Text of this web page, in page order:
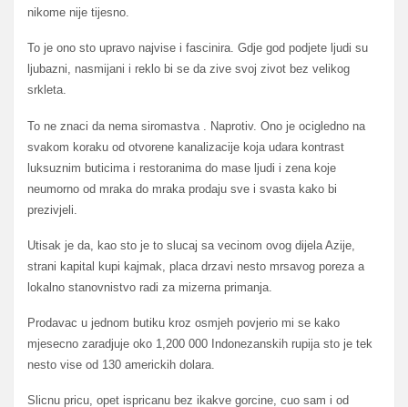
nikome nije tijesno.
To je ono sto upravo najvise i fascinira. Gdje god podjete ljudi su
ljubazni, nasmijani i reklo bi se da zive svoj zivot bez velikog
srkleta.
To ne znaci da nema siromastva . Naprotiv. Ono je ocigledno na
svakom koraku od otvorene kanalizacije koja udara kontrast
luksuznim buticima i restoranima do mase ljudi i zena koje
neumorno od mraka do mraka prodaju sve i svasta kako bi
prezivjeli.
Utisak je da, kao sto je to slucaj sa vecinom ovog dijela Azije,
strani kapital kupi kajmak, placa drzavi nesto mrsavog poreza a
lokalno stanovnistvo radi za mizerna primanja.
Prodavac u jednom butiku kroz osmjeh povjerio mi se kako
mjesecno zaradjuje oko 1,200 000 Indonezanskih rupija sto je tek
nesto vise od 130 americkih dolara.
Slicnu pricu, opet ispricanu bez ikakve gorcine, cuo sam i od